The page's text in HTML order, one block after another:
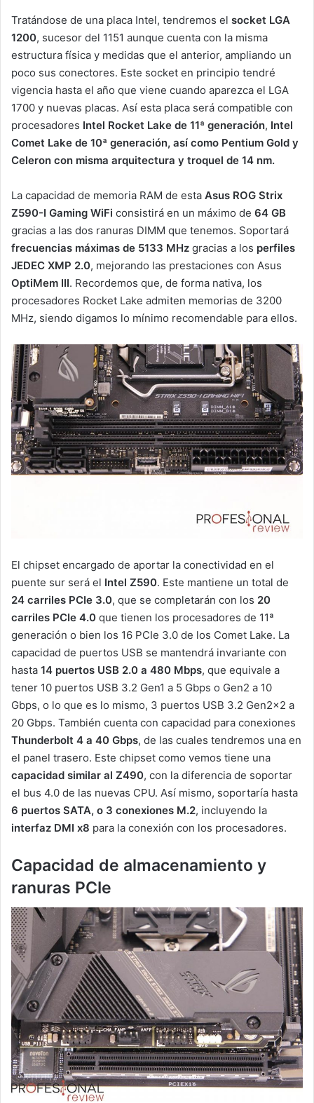
Tratándose de una placa Intel, tendremos el socket LGA
1200, sucesor del 1151 aunque cuenta con la misma
estructura física y medidas que el anterior, ampliando un
poco sus conectores. Este socket en principio tendré
vigencia hasta el año que viene cuando aparezca el LGA
1700 y nuevas placas. Así esta placa será compatible con
procesadores Intel Rocket Lake de 11ª generación, Intel
Comet Lake de 10ª generación, así como Pentium Gold y
Celeron con misma arquitectura y troquel de 14 nm.
La capacidad de memoria RAM de esta Asus ROG Strix
Z590-I Gaming WiFi consistirá en un máximo de 64 GB
gracias a las dos ranuras DIMM que tenemos. Soportará
frecuencias máximas de 5133 MHz gracias a los perfiles
JEDEC XMP 2.0, mejorando las prestaciones con Asus
OptiMem III. Recordemos que, de forma nativa, los
procesadores Rocket Lake admiten memorias de 3200
MHz, siendo digamos lo mínimo recomendable para ellos.
El chipset encargado de aportar la conectividad en el
puente sur será el Intel Z590. Este mantiene un total de
24 carriles PCIe 3.0, que se completarán con los 20
carriles PCIe 4.0 que tienen los procesadores de 11ª
generación o bien los 16 PCIe 3.0 de los Comet Lake. La
capacidad de puertos USB se mantendrá invariante con
hasta 14 puertos USB 2.0 a 480 Mbps, que equivale a
tener 10 puertos USB 3.2 Gen1 a 5 Gbps o Gen2 a 10
Gbps, o lo que es lo mismo, 3 puertos USB 3.2 Gen2x2 a
20 Gbps. También cuenta con capacidad para conexiones
Thunderbolt 4 a 40 Gbps, de las cuales tendremos una en
el panel trasero. Este chipset como vemos tiene una
capacidad similar al Z490, con la diferencia de soportar
el bus 4.0 de las nuevas CPU. Así mismo, soportaría hasta
6 puertos SATA, o 3 conexiones M.2, incluyendo la
interfaz DMI x8 para la conexión con los procesadores.
Capacidad de almacenamiento y
ranuras PCIe